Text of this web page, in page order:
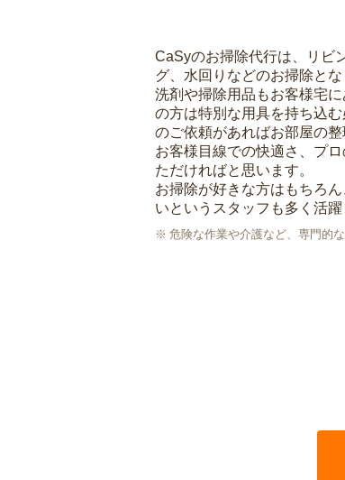
CaSyのお掃除代行は、リビ
グ、水回りなどのお掃除とな
洗剤や掃除用品もお客様宅
の方は特別な用具を持ち込
のご依頼があればお部屋の整
お客様目線での快適さ、プ
ただければと思います。
お掃除が好きな方はもちろ
いというスタッフも多く活躍
危険な作業や介護など、専門的